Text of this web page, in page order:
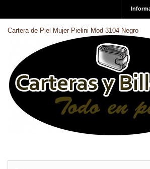
Cartera de Piel Mujer Pielini Mod 3104 Negro